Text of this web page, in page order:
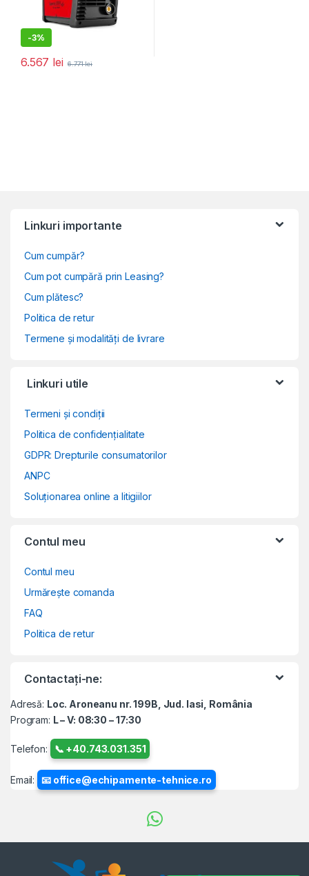
-3%
6.567 lei 6.771lei
Linkuri importante
Cum cumpăr?
Cum pot cumpără prin Leasing?
Cum plătesc?
Politica de retur
Termene și modalități de livrare
Linkuri utile
Termeni și condiții
Politica de confidențialitate
GDPR: Drepturile consumatorilor
ANPC
Soluționarea online a litigiilor
Contul meu
Contul meu
Urmărește comanda
FAQ
Politica de retur
Contactați-ne:
Adresă: Loc. Aroneanu nr. 199B, Jud. Iasi, România
Program: L – V: 08:30 – 17:30
Telefon: 📞 +40.743.031.351
Email: 📧 office@echipamente-tehnice.ro